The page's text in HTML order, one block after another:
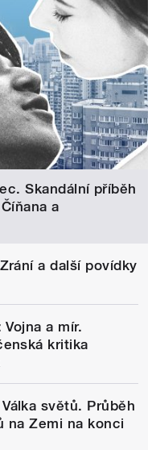
Skandální příběh
a
a další povídky
a mír.
kritika
světů. Průběh
na Zemi na konci